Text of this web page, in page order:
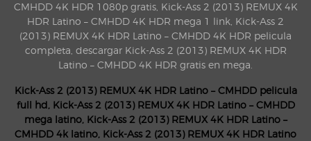
CMHDD 4K HDR 1080p gratis, Kick-Ass 2 (2013) REMUX 4K
HDR Latino – CMHDD 4K HDR mega 1 link, Kick-Ass 2
(2013) REMUX 4K HDR Latino – CMHDD 4K HDR pelicula
completa, descargar Kick-Ass 2 (2013) REMUX 4K HDR
Latino – CMHDD 4K HDR gratis en mega.
Kick-Ass 2 (2013) REMUX 4K HDR Latino – CMHDD pelicula
full hd, Kick-Ass 2 (2013) REMUX 4K HDR Latino – CMHDD
mega latino, Kick-Ass 2 (2013) REMUX 4K HDR Latino –
CMHDD 4k latino, Kick-Ass 2 (2013) REMUX 4K HDR Latino